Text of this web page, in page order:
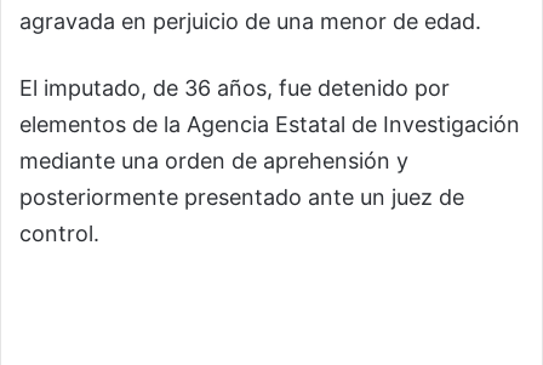
agravada en perjuicio de una menor de edad.
El imputado, de 36 años, fue detenido por
elementos de la Agencia Estatal de Investigación
mediante una orden de aprehensión y
posteriormente presentado ante un juez de
control.